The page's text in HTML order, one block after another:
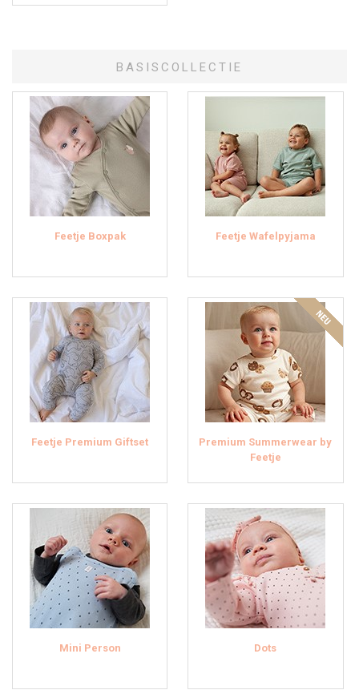
BASISCOLLECTIE
Feetje Boxpak Feetje Wafelpyjama
Feetje Premium Giftset
Premium Summerwear by
Feetje
Mini Person Dots